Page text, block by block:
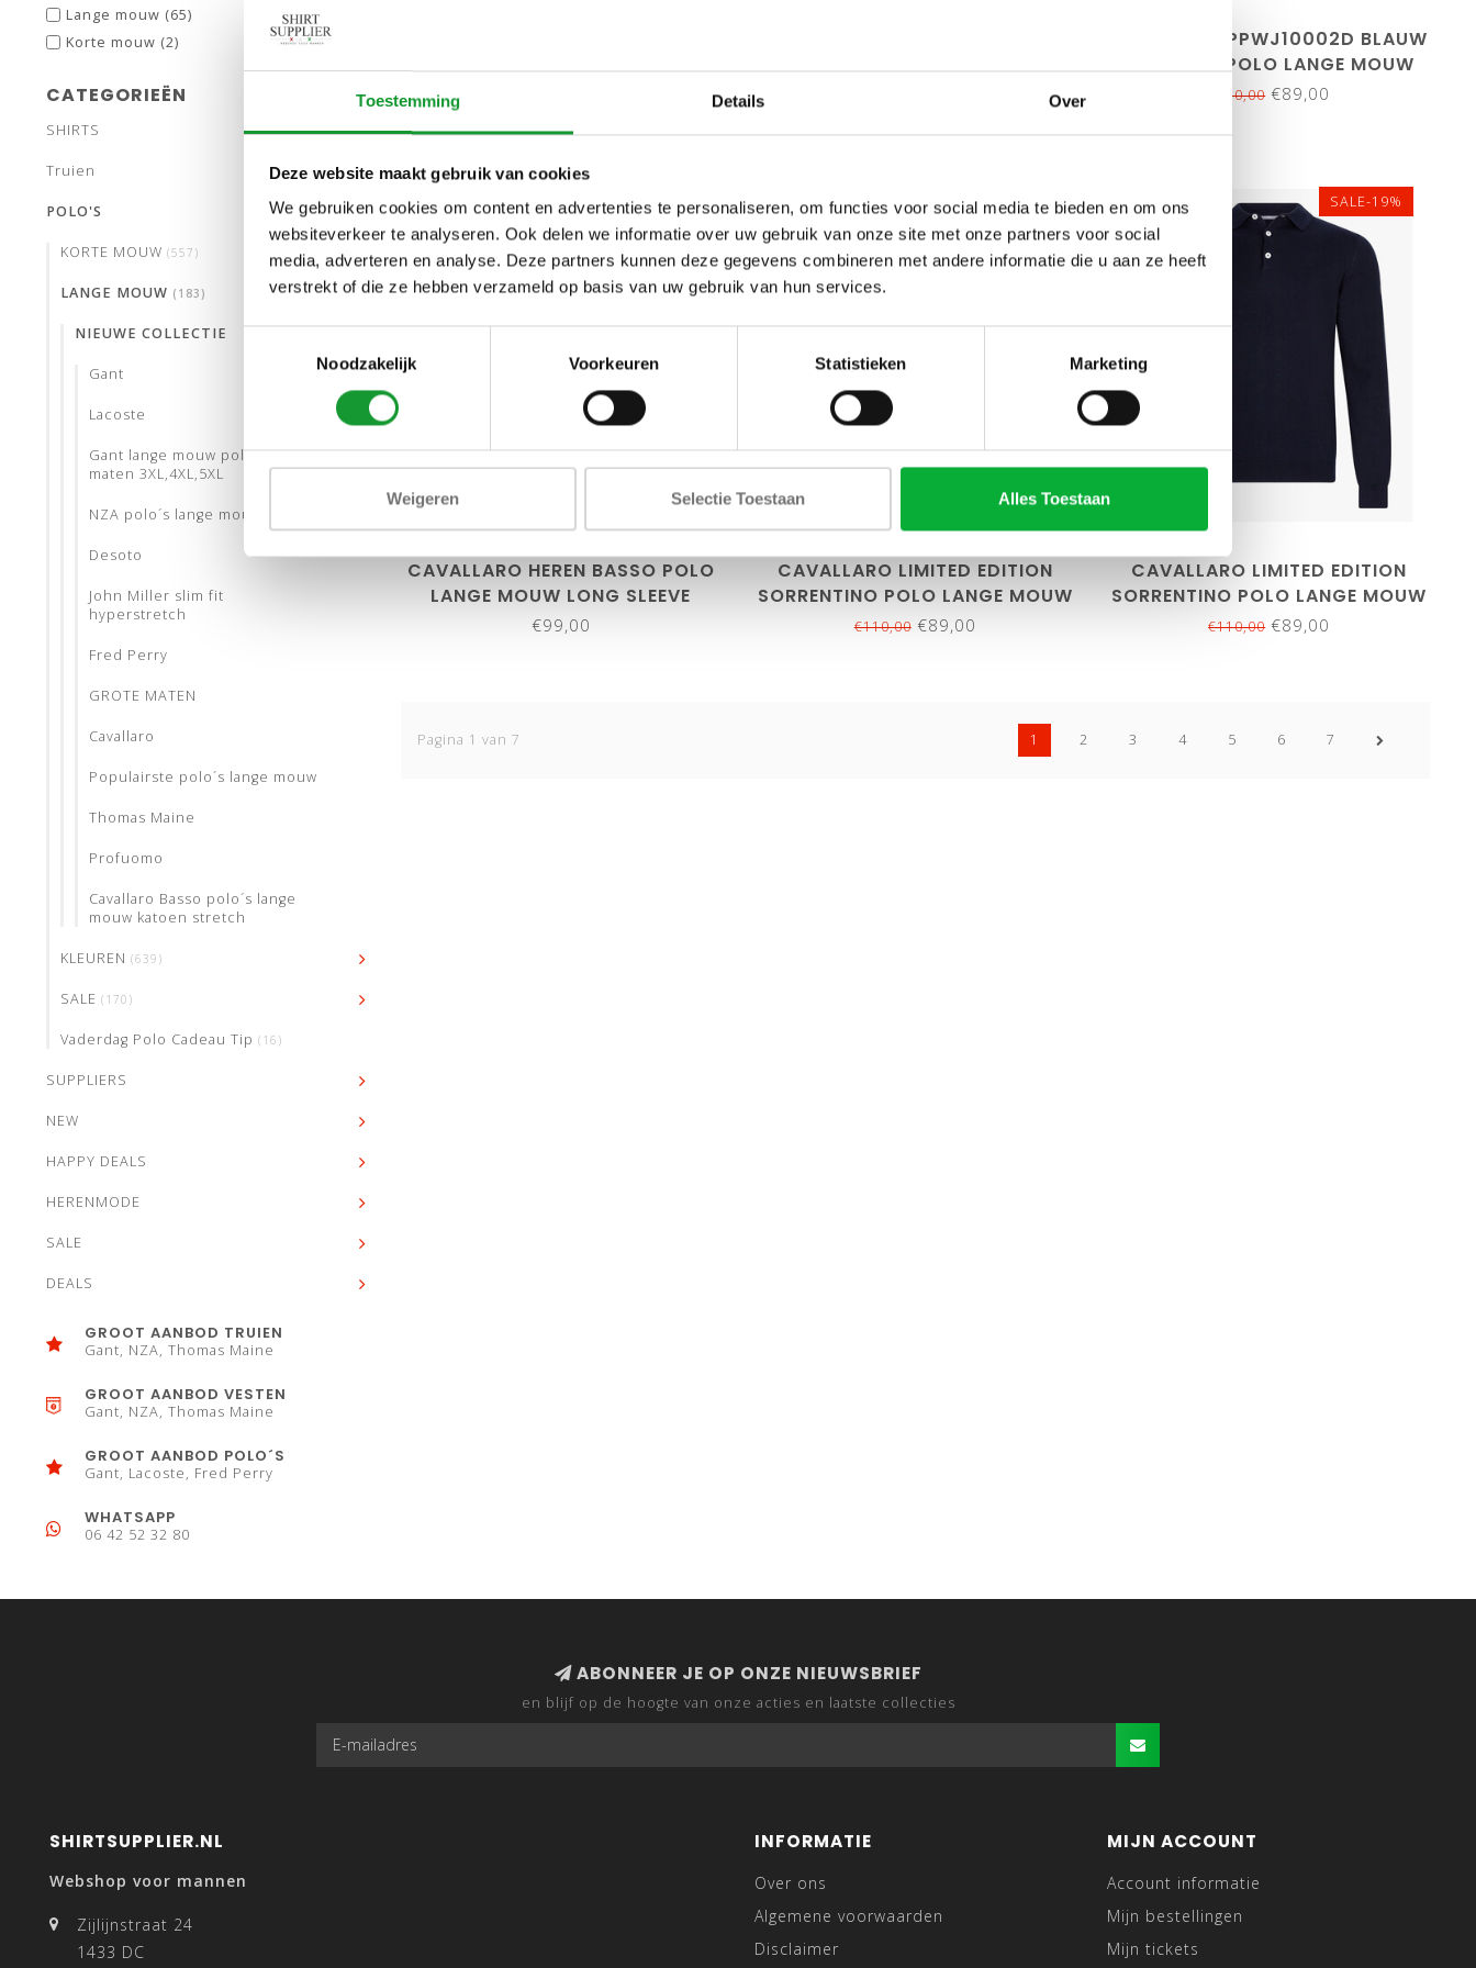
Toestemming Details Over
Deze website maakt gebruik van cookies
We gebruiken cookies om content en advertenties te personaliseren, om functies voor social media te bieden en om ons
websiteverkeer te analyseren. Ook delen we informatie over uw gebruik van onze site met onze partners voor social
media, adverteren en analyse. Deze partners kunnen deze gegevens combineren met andere informatie die u aan ze heeft
verstrekt of die ze hebben verzameld op basis van uw gebruik van hun services.
Noodzakelijk
Voorkeuren Statistieken Marketing
Weigeren Selectie Toestaan Alles Toestaan
Lange mouw (65)
Korte mouw (2)
CATEGORIEËN
SHIRTS
Truien
POLO'S
KORTE MOUW (557)
LANGE MOUW (183)
NIEUWE COLLECTIE
Gant
Lacoste
Gant lange mouw polo´s grote
maten 3XL,4XL,5XL
NZA polo´s lange mouw
Desoto
John Miller slim fit
hyperstretch
Fred Perry
GROTE MATEN
Cavallaro
Populairste polo´s lange mouw
Thomas Maine
Profuomo
Cavallaro Basso polo´s lange
mouw katoen stretch
KLEUREN (639)
SALE (170)
Vaderdag Polo Cadeau Tip (16)
SUPPLIERS
NEW
HAPPY DEALS
HERENMODE
SALE
DEALS
GROOT AANBOD TRUIEN
Gant, NZA, Thomas Maine
GROOT AANBOD VESTEN
Gant, NZA, Thomas Maine
GROOT AANBOD POLO´S
Gant, Lacoste, Fred Perry
WHATSAPP
06 42 52 32 80
ONE PIECE POLO LANGE MOUW
DONKERBLAUW ONE PIECE POLO
PROFUOMO PPWJ10002D BLAUW
ONE PIECE POLO LANGE MOUW
€130,00€89,00
NIEUW
S 3XL
CAVALLARO HEREN BASSO POLO
LANGE MOUW LONG SLEEVE
BURGUNDY KATOEN STRETCH
€99,00
SALE-19%
3XL
CAVALLARO LIMITED EDITION
SORRENTINO POLO LANGE MOUW
KIT MELANGE
€110,00€89,00
SALE-19%
CAVALLARO LIMITED EDITION
SORRENTINO POLO LANGE MOUW
DONKERBLAUW
€110,00€89,00
Pagina 1 van 7 1 2 3 4 5 6 7
ABONNEER JE OP ONZE NIEUWSBRIEF
en blijf op de hoogte van onze acties en laatste collecties
SHIRTSUPPLIER.NL
Webshop voor mannen
Zijlijnstraat 24
1433 DC
INFORMATIE
Over ons
Algemene voorwaarden
Disclaimer
MIJN ACCOUNT
Account informatie
Mijn bestellingen
Mijn tickets